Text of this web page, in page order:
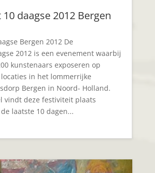
10 daagse 2012 Bergen
Bergen 2012 De
2012 is een evenement waarbij
kunstenaars exposeren op
locaties in het lommerrijke
Bergen in Noord- Holland.
vindt deze festiviteit plaats
laatste 10 dagen...